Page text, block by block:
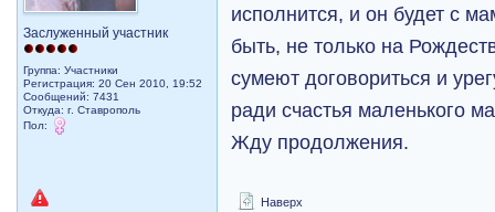
Заслуженный участник
Группа: Участники
Регистрация: 20 Сен 2010, 19:52
Сообщений: 7431
Откуда: г. Ставрополь
Пол:
исполнится, и он будет с
быть, не только на
сумеют договориться и
ради счастья маленького
Жду продолжения.
Наверх